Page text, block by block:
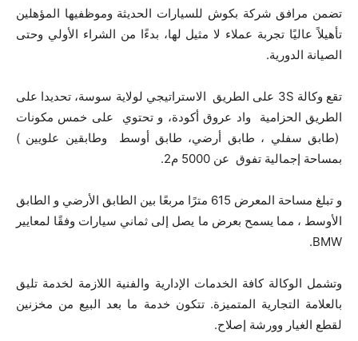
تضمن مرافق شركة بكوش للسيارات الحديثة وموظفيها المؤهلين
تأهيلاً عاليًا تجربة عملاء لا مثيل لها، بدءًا من الشراء الأولي وحتى
الصيانة الدورية.
تقع وكالة 3S على الطريق الاستراتيجي لولاية سوسة، تحديدا على
الطريق الحزامية واد عروق أكودة، و تحتوي على خمس مكونات
(طابق سفلي ، طابق أرضي، طابق أوسط وطابقين علويين )
بمساحة إجمالية تفوق عن 5000 م2.
و تبلغ مساحة المعرض 615 مترًا مربعًا بين الطابق الأرضي و الطابق
الأوسط ، مما يسمح بعرض ما يصل إلى ثماني سيارات وفقًا لمعايير
BMW.
وتشمل الوكالة كافة الخدمات الإدارية والفنية اللازمة لخدمة تليق
بالعلامة التجارية المتميزة. تتكون خدمة ما بعد البيع من مخزنين
لقطع الغيار وورشة إصلاح.